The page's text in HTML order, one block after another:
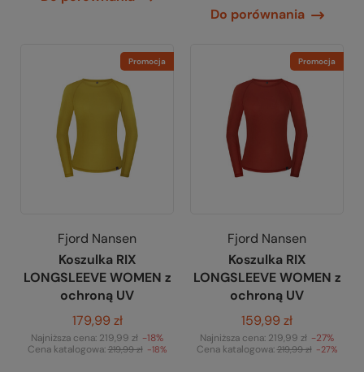
Do porównania
Promocja
Fjord Nansen
Koszulka RIX
LONGSLEEVE WOMEN z
ochroną UV
179,99 zł
Najniższa cena: 219,99 zł -18%
Cena katalogowa:219,99 zł -18%
Promocja
Fjord Nansen
Koszulka RIX
LONGSLEEVE WOMEN z
ochroną UV
159,99 zł
Najniższa cena: 219,99 zł -27%
Cena katalogowa:219,99 zł -27%